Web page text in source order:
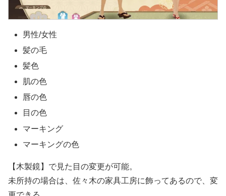
男性/女性
髪の毛
髪色
肌の色
唇の色
目の色
マーキング
マーキングの色
【木製鏡】で見た目の変更が可能。
未所持の場合は、佐々木の家具工房に飾ってあるので、変